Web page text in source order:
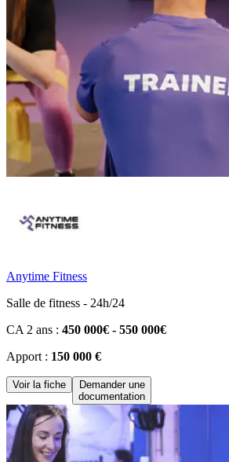
Anytime Fitness
Salle de fitness - 24h/24
CA 2 ans : 450 000€ - 550 000€
Apport : 150 000 €
Voir la fiche
Demander une
documentation